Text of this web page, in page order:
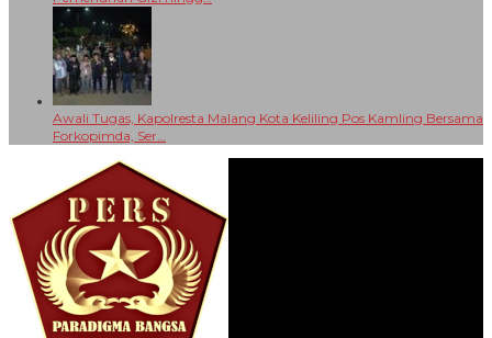
Awali Tugas, Kapolresta Malang Kota Keliling Pos Kamling Bersama
Forkopimda, Ser…